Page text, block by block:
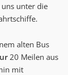
unter die
alten Bus
20 Meilen aus
mit